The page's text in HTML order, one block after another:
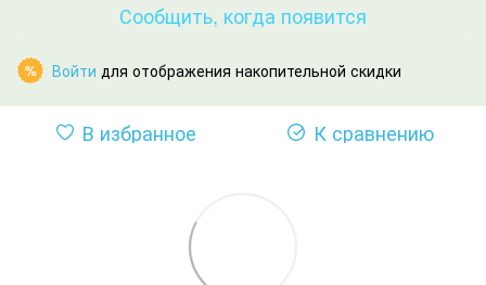
Сообщить, когда появится
% Войти для отображения накопительной скидки
В избранное К сравнению